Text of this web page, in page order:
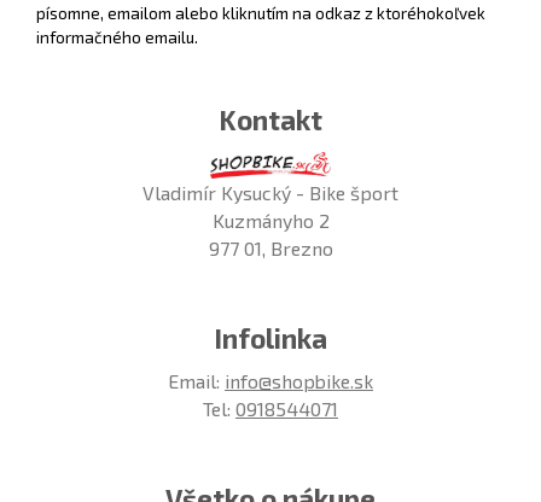
písomne, emailom alebo kliknutím na odkaz z ktoréhokoľvek
informačného emailu.
Kontakt
Vladimír Kysucký - Bike šport
Kuzmányho 2
977 01, Brezno
Infolinka
Email: info@shopbike.sk
Tel: 0918544071